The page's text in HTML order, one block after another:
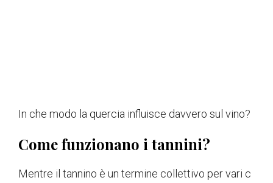
In che modo la quercia influisce davvero sul vino?
Come funzionano i tannini?
Mentre il tannino è un termine collettivo per vari c